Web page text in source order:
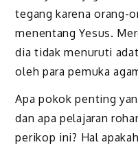
tegang karena orang-
menentang Yesus.
dia tidak menuruti
oleh para pemuka
Apa pokok penting
danapapelajaran
perikop ini? Hal